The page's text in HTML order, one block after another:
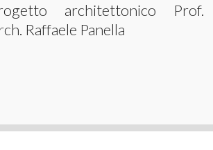
architettonico Prof.
Raffaele Panella